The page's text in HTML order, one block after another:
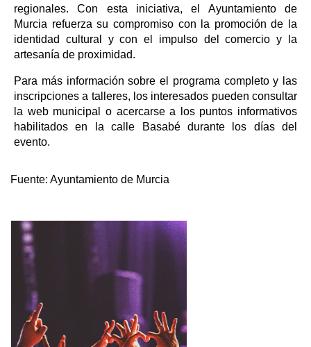
regionales. Con esta iniciativa, el Ayuntamiento de
Murcia refuerza su compromiso con la promoción de la
identidad cultural y con el impulso del comercio y la
artesanía de proximidad.
Para más información sobre el programa completo y las
inscripciones a talleres, los interesados pueden consultar
la web municipal o acercarse a los puntos informativos
habilitados en la calle Basabé durante los días del
evento.
Fuente: Ayuntamiento de Murcia